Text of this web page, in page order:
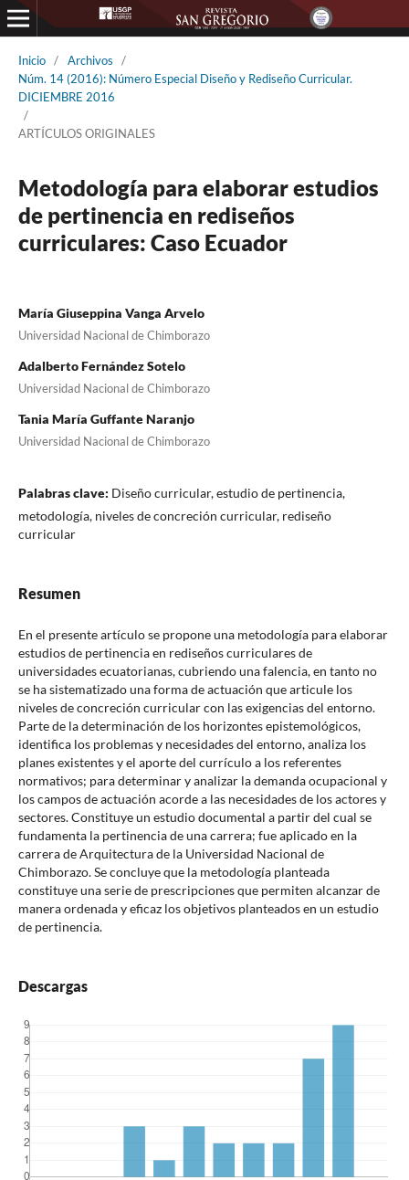
Inicio / Archivos
/
Núm. 14 (2016): Número Especial Diseño y Rediseño Curricular.
DICIEMBRE 2016
/
ARTÍCULOS ORIGINALES
Metodología para elaborar estudios
de pertinencia en rediseños
curriculares: Caso Ecuador
María Giuseppina Vanga Arvelo
Universidad Nacional de Chimborazo
Adalberto Fernández Sotelo
Universidad Nacional de Chimborazo
Tania María Guffante Naranjo
Universidad Nacional de Chimborazo
Palabras clave: Diseño curricular, estudio de pertinencia,
metodología, niveles de concreción curricular, rediseño
curricular
Resumen
En el presente artículo se propone una metodología para elaborar
estudios de pertinencia en rediseños curriculares de
universidades ecuatorianas, cubriendo una falencia, en tanto no
se ha sistematizado una forma de actuación que articule los
niveles de concreción curricular con las exigencias del entorno.
Parte de la determinación de los horizontes epistemológicos,
identifica los problemas y necesidades del entorno, analiza los
planes existentes y el aporte del currículo a los referentes
normativos; para determinar y analizar la demanda ocupacional y
los campos de actuación acorde a las necesidades de los actores y
sectores. Constituye un estudio documental a partir del cual se
fundamenta la pertinencia de una carrera; fue aplicado en la
carrera de Arquitectura de la Universidad Nacional de
Chimborazo. Se concluye que la metodología planteada
constituye una serie de prescripciones que permiten alcanzar de
manera ordenada y eficaz los objetivos planteados en un estudio
de pertinencia.
Descargas